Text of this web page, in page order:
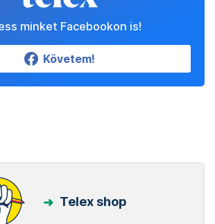
minket Facebookon is!
Követem!
Telex shop